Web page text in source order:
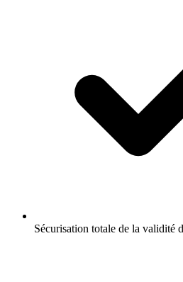
Sécurisation totale de la validité